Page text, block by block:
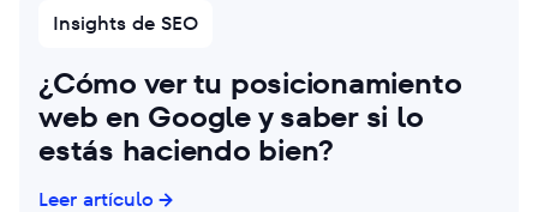
Insights de SEO
¿Cómo ver tu posicionamiento
web en Google y saber si lo
estás haciendo bien?
Leer artículo